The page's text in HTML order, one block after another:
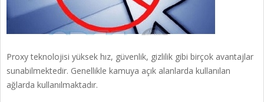
Proxy teknolojisi yüksek hız, güvenlik, gizlilik gibi birçok avantajlar
sunabilmektedir. Genellikle kamuya açık alanlarda kullanılan
ağlarda kullanılmaktadır.